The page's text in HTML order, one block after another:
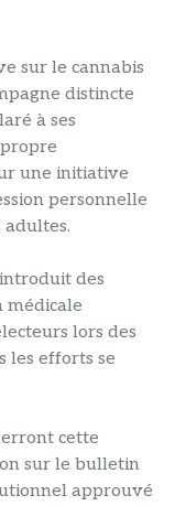
sur le cannabis
distincte
à ses
une initiative
personnelle
des
médicale
lors des
les efforts se
cette
sur le bulletin
approuvé